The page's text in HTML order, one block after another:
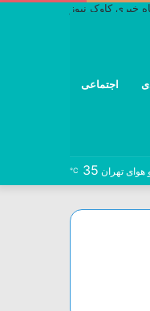
اجتماعی
هوای تهران 35
℃